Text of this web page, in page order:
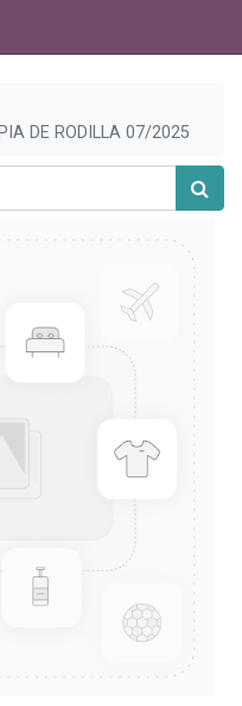
DE RODILLA 07/2025